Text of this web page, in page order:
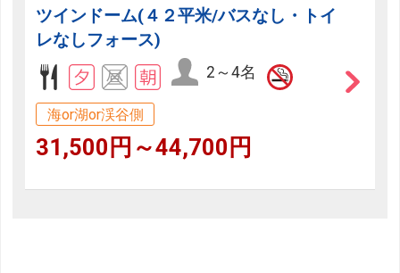
ツインドーム(４２平米/バスなし・トイ
レなしフォース)
2～4名
海or湖or渓谷側
31,500円～44,700円